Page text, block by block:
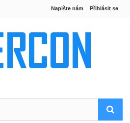
Přihlásit se
Napište nám